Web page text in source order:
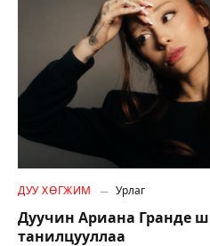
ДУУ ХӨГЖИМ Урлаг
Дуучин Ариана Гранде
танилцууллаа